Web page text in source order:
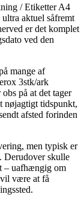
/ Etiketter A4
aktuel såfremt
er det komplet
ved den
mange af
3stk/ark
på at det tager
nøjagtigt tidspunkt,
afsted forinden
men typisk er
Derudover skulle
– uafhængig om
være at få